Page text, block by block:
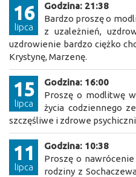
16
lipca
Godzina: 21:38
Bardzo proszę o
z uzależnień,
uzdrowienie bardzo ciężko
Krystynę, Marzenę.
15
lipca
Godzina: 16:00
Proszę o modlitwę
życia codziennego
szczęśliwe i zdrowe
11
lipca
Godzina: 10:38
Proszę o nawrócenie
rodziny z